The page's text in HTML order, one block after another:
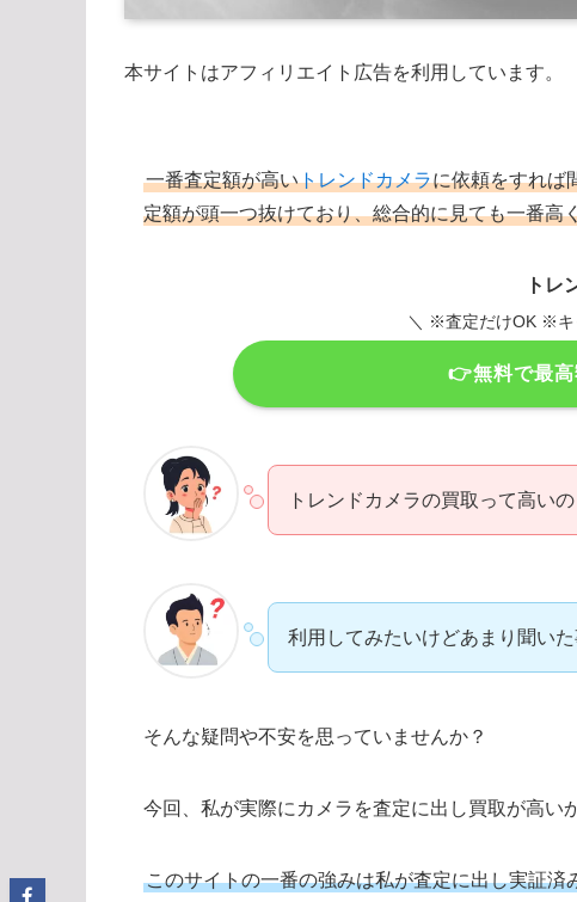
本サイトはアフィリエイト広告を利用しています。
一番査定額が高いトレンドカメラに依頼をすれば
定額が頭一つ抜けており、総合的に見ても一番高
トレ
＼ ※査定だけOK ※キ
👉無料で最高
トレンドカメラの買取って高い
利用してみたいけどあまり聞い
そんな疑問や不安を思っていませんか？
今回、私が実際にカメラを査定に出し買取が高い
このサイトの一番の強みは私が査定に出し実証済